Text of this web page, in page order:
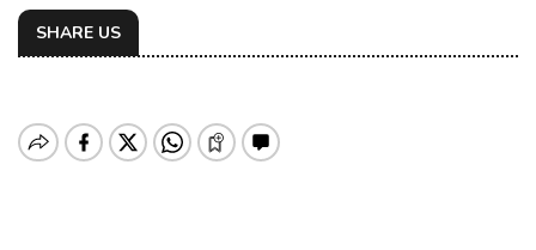
SHARE US